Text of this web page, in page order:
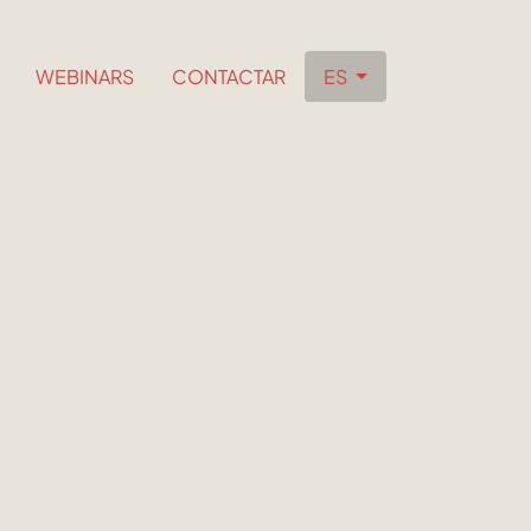
WEBINARS CONTACTAR ES